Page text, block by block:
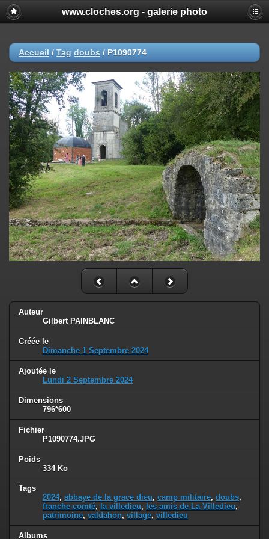
www.cloches.org - galerie photo
Accueil / Tag doubs / P1090774
Auteur
Gilbert PAINBLANC
Créée le
Dimanche 1 Septembre 2024
Ajoutée le
Lundi 2 Septembre 2024
Dimensions
796*600
Fichier
P1090774.JPG
Poids
334 Ko
Tags
2024, abbaye de la grace dieu, camp militaire, doubs,
franche comté, la villedieu, les amis de La Villedieu,
patrimoine, valdahon, village, villedieu
Albums